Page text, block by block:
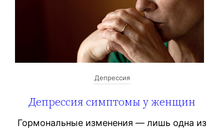
Депрессия
Депрессия симптомы у женщин
Гормональные изменения — лишь одна из